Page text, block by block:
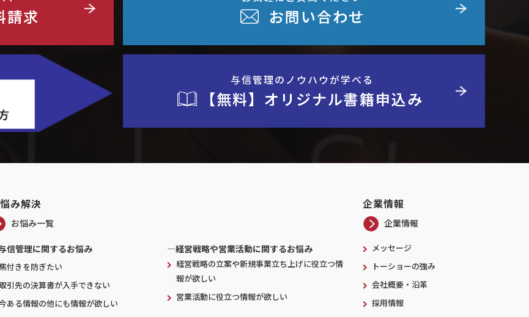
請求 お問い合わせ
与信管理のノウハウが学べる
【無料】オリジナル書籍申込み
み解決
お悩み一覧
信管理に関するお悩み
付きを防ぎたい
引先の決算書が入手できない
ある情報の他にも情報が欲しい
―経営戦略や営業活動に関するお悩み
経営戦略の立案や新規事業立ち上げに役立つ情
報が欲しい
営業活動に役立つ情報が欲しい
企業情報
企業情報
メッセージ
トーショーの強み
会社概要・沿革
採用情報